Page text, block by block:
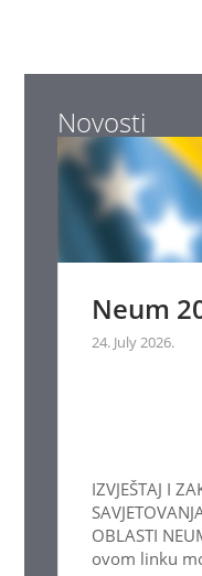
Novosti
Neum
24. July 2026.
IZVJEŠTAJ I
OBLASTI
ovom linku